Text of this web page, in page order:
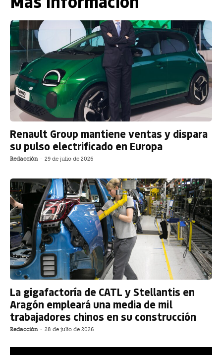
Renault Group mantiene ventas y dispara
su pulso electrificado en Europa
Redacción - 29 de julio de 2026
La gigafactoría de CATL y Stellantis en
Aragón empleará una media de mil
trabajadores chinos en su construcción
Redacción - 28 de julio de 2026